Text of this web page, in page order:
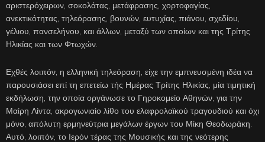
αριστερόχειρων, σοκολάτας, μετάφρασης, χορτοφαγίας,
ανεκτικότητας, τηλεόρασης, βουνών, ευτυχίας, πιάνου, σχεδίου,
γέλιου, πανσελήνου, και άλλων, μεταξύ των οποίων και της Τρίτης
Ηλικίας και των Φτωχών.
Εχθές λοιπόν, η ελληνική τηλεόραση, είχε την εμπνευσμένη ιδέα να
παρουσιάσει επί τη επετείω τής Ημέρας Τρίτης Ηλικίας, μία τιμητική
εκδήλωση, την οποία οργάνωσε το Γηροκομείο Αθηνών, για την
Μαίρη Λίντα, ακρογωνιαίο λίθο του ελαφρολαϊκού τραγουδιού και όχι
μόνο, απόλυτη ερμηνεύτρια μεγάλων έργων του Μίκη Θεοδωράκη.
Αυτό, λοιπόν, το Ιερόν τέρας της Μουσικής και της νεότερης